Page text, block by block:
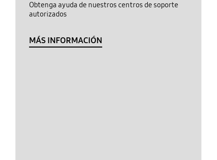
Obtenga ayuda de nuestros centros de soporte
autorizados
MÁS INFORMACIÓN